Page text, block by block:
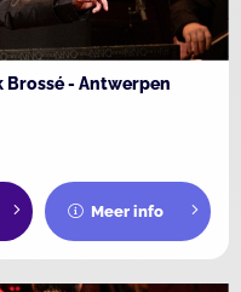
- Antwerpen
Meer info